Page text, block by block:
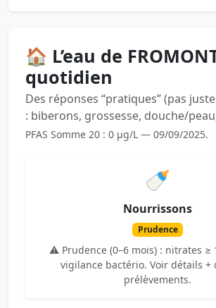
🏠 L’eau de
quotidien
Des réponses “pratiques” (pas
: biberons, grossesse, douche/
PFAS Somme 20 : 0 µg/L — 09/09/2025.
🍼
Nourrissons
Prudence
⚠️ Prudence (0–6 mois) : nitrates ≥
vigilance bactério. Voir détails +
prélèvements.